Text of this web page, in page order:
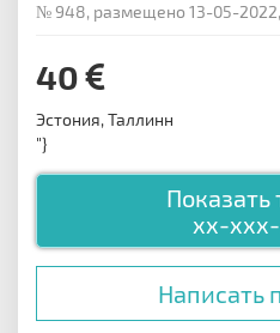
№ 948, размещено 13-05-2022,
40
Эстония, Таллинн
"}
Показать
xx-
Написать